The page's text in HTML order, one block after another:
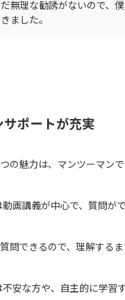
無理な勧誘がないので、
ました。
ポートが充実
の魅力は、マンツーマン
画講義が中心で、質問が
問できるので、理解する
安な方や、自主的に学習